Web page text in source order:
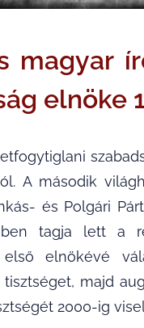
magyar
elnöke
A második
és Polgári
ben tagja lett a
első elnökévé
majd
2000-ig